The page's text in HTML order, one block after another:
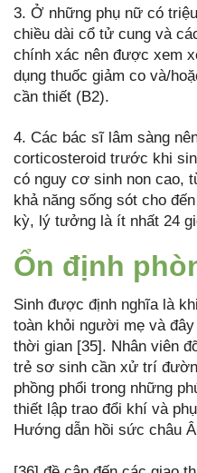
3. Ở những phụ nữ có
chiều dài cổ tử cung và
chính xác nên được xem
dụng thuốc giảm co và/
cần thiết (B2).
4. Các bác sĩ lâm sàng
corticosteroid trước khi
có nguy cơ sinh non cao,
khả năng sống sót cho
kỳ, lý tưởng là ít nhất 24
Ổn định
Sinh được định nghĩa là
toàn khỏi người mẹ và
thời gian [35]. Nhân viên
trẻ sơ sinh cần xử trí
phồng phổi trong những
thiết lập trao đổi khí và
Hướng dẫn hồi sức châu